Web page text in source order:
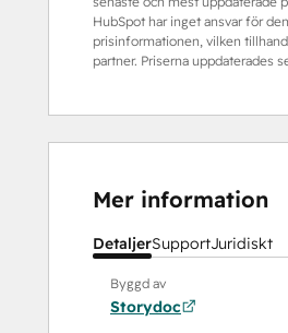
HubSpot har inget ansvar för
prisinformationen, vilken
partner. Priserna uppdaterades
Mer information
DetaljerSupportJuridiskt
Byggd av
Storydoc